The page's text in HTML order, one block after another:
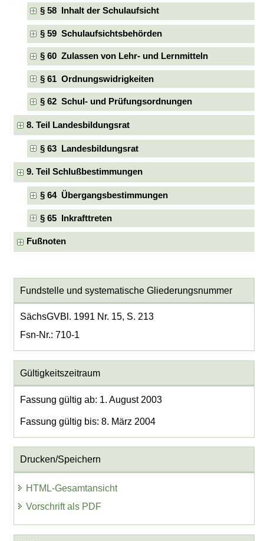
§ 58 Inhalt der Schulaufsicht
§ 59 Schulaufsichtsbehörden
§ 60 Zulassen von Lehr- und Lernmitteln
§ 61 Ordnungswidrigkeiten
§ 62 Schul- und Prüfungsordnungen
8. Teil Landesbildungsrat
§ 63 Landesbildungsrat
9. Teil Schlußbestimmungen
§ 64 Übergangsbestimmungen
§ 65 Inkrafttreten
Fußnoten
Fundstelle und systematische Gliederungsnummer
SächsGVBl. 1991 Nr. 15, S. 213
Fsn-Nr.: 710-1
Gültigkeitszeitraum
Fassung gültig ab: 1. August 2003
Fassung gültig bis: 8. März 2004
Drucken/Speichern
HTML-Gesamtansicht
Vorschrift als PDF